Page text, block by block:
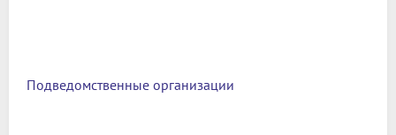
Подведомственные организации